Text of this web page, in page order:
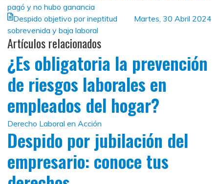
pagó y no hubo ganancia
Martes, 30 Abril 2024
Despido objetivo por ineptitud
sobrevenida y baja laboral
Artículos relacionados
¿Es obligatoria la prevención
de riesgos laborales en
empleados del hogar?
Derecho Laboral en Acción
Despido por jubilación del
empresario: conoce tus